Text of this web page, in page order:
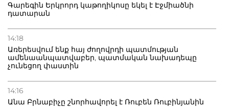
Գարեգին Երկրորդ կաթողիկոսը եկել է Էջմիածնի
դատարան
14:18
Առերեսվում ենք հայ ժողովրդի պատմության
ամենաանպատվաբեր, պատմական նախադեպը
չունեցող փաստին
14:16
Անա Բրնաբիչը շնորհավորել է Ռուբեն Ռուբինյանին